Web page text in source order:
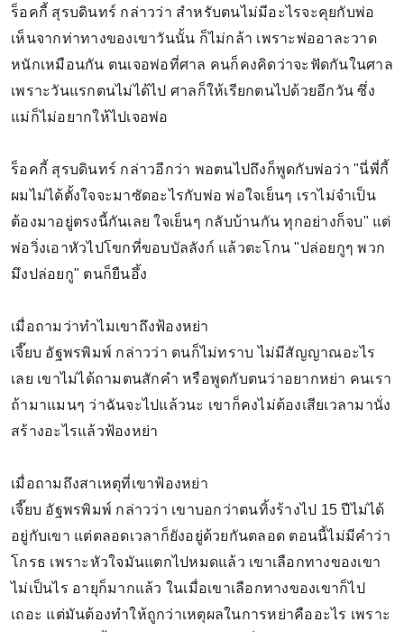
ร็อคกี้ สุรบดินทร์ กล่าวว่า สำหรับตนไม่มีอะไรจะคุยกับพ่อ
เห็นจากท่าทางของเขาวันนั้น ก็ไม่กล้า เพราะพ่ออาละวาด
หนักเหมือนกัน ตนเจอพ่อที่ศาล คนก็คงคิดว่าจะฟัดกันในศาล
เพราะวันแรกตนไม่ได้ไป ศาลก็ให้เรียกตนไปด้วยอีกวัน ซึ่ง
แม่ก็ไม่อยากให้ไปเจอพ่อ
ร็อคกี้ สุรบดินทร์ กล่าวอีกว่า พอตนไปถึงก็พูดกับพ่อว่า "นี่พี่กี้
ผมไม่ได้ตั้งใจจะมาซัดอะไรกับพ่อ พ่อใจเย็นๆ เราไม่จำเป็น
ต้องมาอยู่ตรงนี้กันเลย ใจเย็นๆ กลับบ้านกัน ทุกอย่างก็จบ" แต่
พ่อวิ่งเอาหัวไปโขกที่ขอบบัลลังก์ แล้วตะโกน "ปล่อยกูๆ พวก
มึงปล่อยกู" ตนก็ยืนอึ้ง
เมื่อถามว่าทำไมเขาถึงฟ้องหย่า
เจี๊ยบ อัฐพรพิมพ์ กล่าวว่า ตนก็ไม่ทราบ ไม่มีสัญญาณอะไร
เลย เขาไม่ได้ถามตนสักคำ หรือพูดกับตนว่าอยากหย่า คนเรา
ถ้ามาแมนๆ ว่าฉันจะไปแล้วนะ เขาก็คงไม่ต้องเสียเวลามานั่ง
สร้างอะไรแล้วฟ้องหย่า
เมื่อถามถึงสาเหตุที่เขาฟ้องหย่า
เจี๊ยบ อัฐพรพิมพ์ กล่าวว่า เขาบอกว่าตนทิ้งร้างไป 15 ปีไม่ได้
อยู่กับเขา แต่ตลอดเวลาก็ยังอยู่ด้วยกันตลอด ตอนนี้ไม่มีคำว่า
โกรธ เพราะหัวใจมันแตกไปหมดแล้ว เขาเลือกทางของเขา
ไม่เป็นไร อายุก็มากแล้ว ในเมื่อเขาเลือกทางของเขาก็ไป
เถอะ แต่มันต้องทำให้ถูกว่าเหตุผลในการหย่าคืออะไร เพราะ